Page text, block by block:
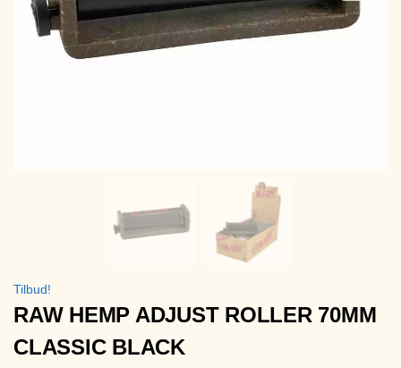
Tilbud!
RAW HEMP ADJUST ROLLER 70MM
CLASSIC BLACK